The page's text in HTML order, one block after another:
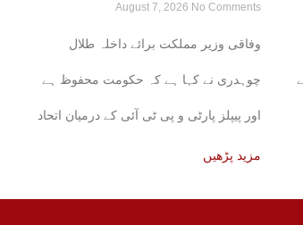
کے اتحاد کی باتیں بے بنیاد ہیں: طلال چوہدری
August 7, 2026 No Comments
وفاقی وزیر مملکت برائے داخلہ طلال
چوہدری نے کہا ہے کہ حکومت محفوظ ہے
اور پیپلز پارٹی و پی ٹی آئی کے درمیان اتحاد
کی
مزید پڑھیں